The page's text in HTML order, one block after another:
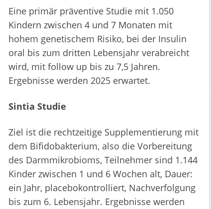
Eine primär präventive Studie mit 1.050
Kindern zwischen 4 und 7 Monaten mit
hohem genetischem Risiko, bei der Insulin
oral bis zum dritten Lebensjahr verabreicht
wird, mit follow up bis zu 7,5 Jahren.
Ergebnisse werden 2025 erwartet.
Sintia Studie
Ziel ist die rechtzeitige Supplementierung mit
dem Bifidobakterium, also die Vorbereitung
des Darmmikrobioms, Teilnehmer sind 1.144
Kinder zwischen 1 und 6 Wochen alt, Dauer:
ein Jahr, placebokontrolliert, Nachverfolgung
bis zum 6. Lebensjahr. Ergebnisse werden